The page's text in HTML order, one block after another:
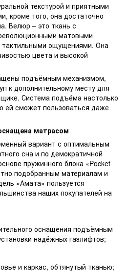
текстурой и приятными
кроме того, она достаточно
Велюр – это ткань с
матовыми
тактильными ощущениями. Она
цвета и высокой
подъёмным механизмом,
к дополнительному месту для
Система подъёма настолько
ей сможет пользоваться даже
матрасом
вариант с оптимальным
сна и по демократичной
пружинного блока «Pocket
подобранным материалам и
«Амата» пользуется
наших покупателей на
оснащения подъёмным
надёжных газлифтов;
и каркас, обтянутый тканью;